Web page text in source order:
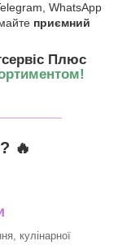
WhatsApp
приємний
Плюс
🔥
кулінарної